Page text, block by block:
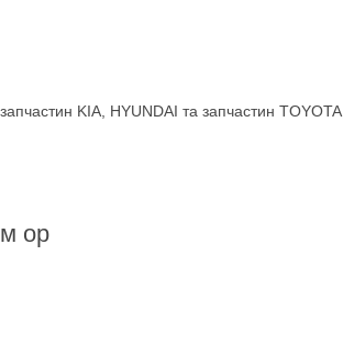
KIA, HYUNDAI та запчастин
ор